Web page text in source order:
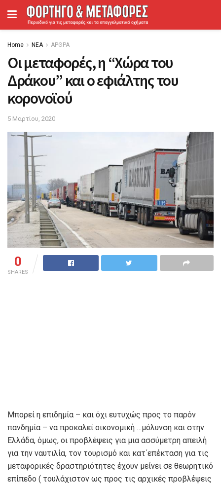
Home ΝΕΑ ΑΡΘΡΑ
Οι μεταφορές, η “Χώρα του
Δράκου” και ο εφιάλτης του
κορονοϊού
5 Μαρτίου, 2020
0
SHARES
Μπορεί η επιδημία – και όχι ευτυχώς προς το παρόν
πανδημία – να προκαλεί οικονομική …μόλυνση και στην
Ελλάδα, όμως, οι προβλέψεις για μια ασσύμετρη απειλή
για την ναυτιλία, τον τουρισμό και κατ΄επέκταση για τις
μεταφορικές δραστηριότητες έχουν μείνει σε θεωρητικό
επίπεδο ( τουλάχιστον ως προς τις αρχικές προβλέψεις